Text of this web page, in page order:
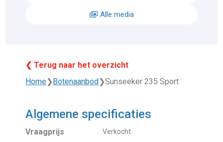
Alle media
❮ Terug naar het overzicht
Home❯ Botenaanbod ❯Sunseeker 235 Sport
Algemene specificaties
Vraagprijs Verkocht